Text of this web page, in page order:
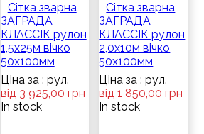
Сітка зварна
ЗАГРАДА
КЛАССІК рулон
1,5х25м вічко
50х100мм
Ціна за : рул.
від 3 925,00 грн
In stock
Сітка зварна
ЗАГРАДА
КЛАССІК рулон
2,0х10м вічко
50х100мм
Ціна за : рул.
від 1 850,00 грн
In stock